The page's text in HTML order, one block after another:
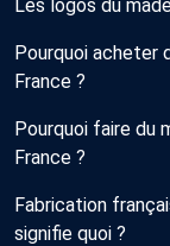
Les logos du
Pourquoi acheter
France ?
Pourquoi faire du
France ?
Fabrication
signifie quoi ?